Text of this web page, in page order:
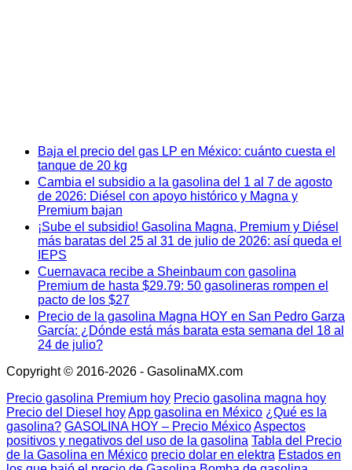
Baja el precio del gas LP en México: cuánto cuesta el
tanque de 20 kg
Cambia el subsidio a la gasolina del 1 al 7 de agosto
de 2026: Diésel con apoyo histórico y Magna y
Premium bajan
¡Sube el subsidio! Gasolina Magna, Premium y Diésel
más baratas del 25 al 31 de julio de 2026: así queda el
IEPS
Cuernavaca recibe a Sheinbaum con gasolina
Premium de hasta $29.79: 50 gasolineras rompen el
pacto de los $27
Precio de la gasolina Magna HOY en San Pedro Garza
García: ¿Dónde está más barata esta semana del 18 al
24 de julio?
Copyright © 2016-2026 - GasolinaMX.com
Precio gasolina Premium hoy Precio gasolina magna hoy
Precio del Diesel hoyApp gasolina en México ¿Qué es la
gasolina? GASOLINA HOY – Precio MéxicoAspectos
positivos y negativos del uso de la gasolina Tabla del Precio
de la Gasolina en México precio dolar en elektra Estados en